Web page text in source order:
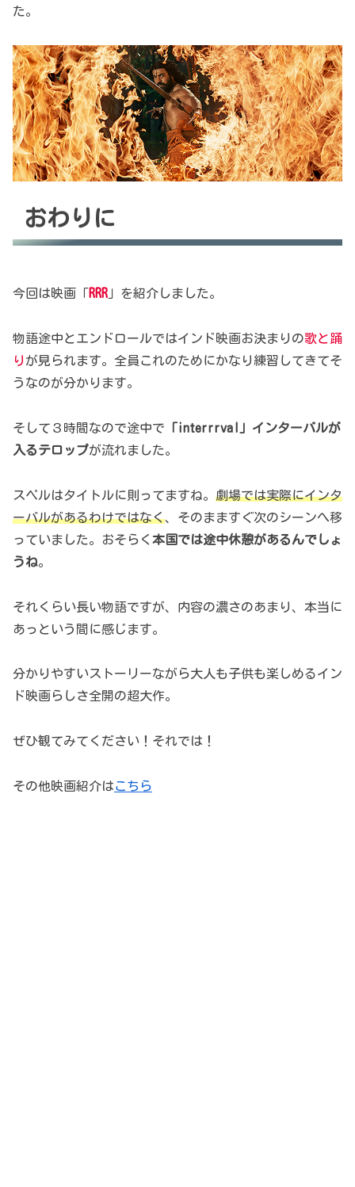
た。
おわりに
今回は映画「 RRR 」を紹介しました。
物語途中とエンドロールではインド映画お決まりの歌と踊
りが見られます。全員これのためにかなり練習してきてそ
うなのが分かります。
そして３時間なので途中で 「interrrval」インターバルが
入るテロップが流れました。
スペルはタイトルに則ってますね。 劇場では実際にインタ
ーバルがあるわけではなく、そのまますぐ次のシーンへ移
っていました。おそらく 本国では途中休憩があるんでしょ
うね。
それくらい長い物語ですが、内容の濃さのあまり、本当に
あっという間に感じます。
分かりやすいストーリーながら大人も子供も楽しめるイン
ド映画らしさ全開の超大作。
ぜひ観てみてください！それでは！
その他映画紹介はこちら